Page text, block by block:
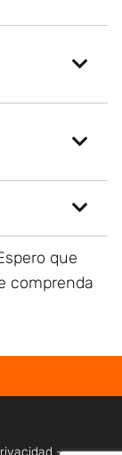
que
comprenda
-